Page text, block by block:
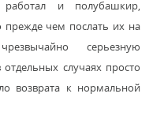
и полубашкир,
прежде чем послать их на
серьезную
случаях просто
возврата к нормальной